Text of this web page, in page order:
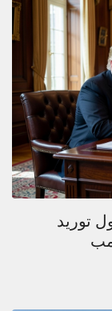
توريد